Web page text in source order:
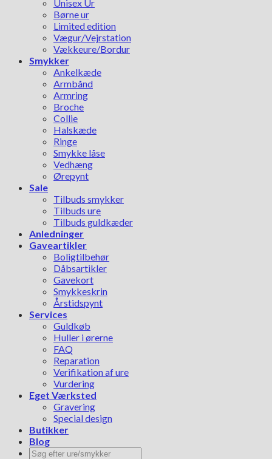
Unisex Ur
Børne ur
Limited edition
Vægur/Vejrstation
Vækkeure/Bordur
Smykker
Ankelkæde
Armbånd
Armring
Broche
Collie
Halskæde
Ringe
Smykke låse
Vedhæng
Ørepynt
Sale
Tilbuds smykker
Tilbuds ure
Tilbuds guldkæder
Anledninger
Gaveartikler
Boligtilbehør
Dåbsartikler
Gavekort
Smykkeskrin
Årstidspynt
Services
Guldkøb
Huller i ørerne
FAQ
Reparation
Verifikation af ure
Vurdering
Eget Værksted
Gravering
Special design
Butikker
Blog
Søg